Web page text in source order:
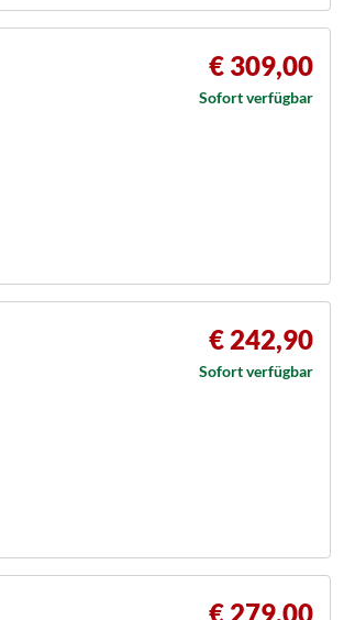
€ 309,00
Sofort verfügbar
€ 242,90
Sofort verfügbar
€ 279,00